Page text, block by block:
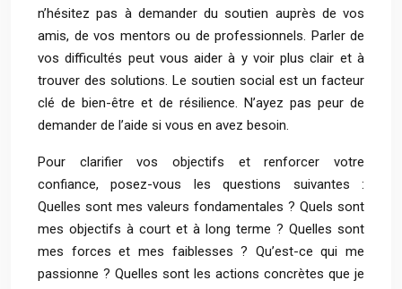
n’hésitez pas à demander du soutien auprès de vos
amis, de vos mentors ou de professionnels. Parler de
vos difficultés peut vous aider à y voir plus clair et à
trouver des solutions. Le soutien social est un facteur
clé de bien-être et de résilience. N’ayez pas peur de
demander de l’aide si vous en avez besoin.
Pour clarifier vos objectifs et renforcer votre
confiance, posez-vous les questions suivantes :
Quelles sont mes valeurs fondamentales ? Quels sont
mes objectifs à court et à long terme ? Quelles sont
mes forces et mes faiblesses ? Qu’est-ce qui me
passionne ? Quelles sont les actions concrètes que je